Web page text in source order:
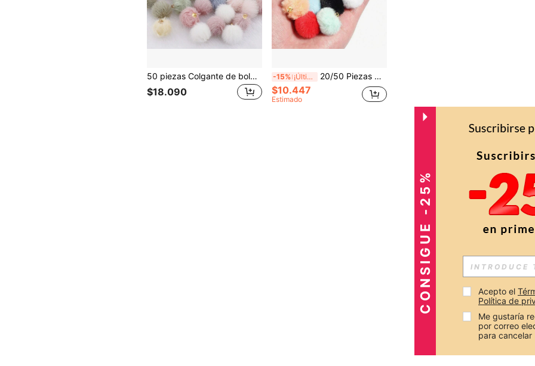
50 piezas Colgante de bola esponjosa de 1,6 cm para pendiente, collar, fabricación de joyería artesanal Diy, colores mezclados al azar (15-18 colores)
$18.090
-15% ¡Últimos 3 días 20/50 Piezas Colgante De Pompones De Piel Sintética De Conejo Súper Suave De 2 Cm Y 13 Colores Para Aretes Diy, Accesorios Para El Cabello, Fabricaciones De Suministros Esponjosos Para Llaveros, Colgante De Cadena De Teléfono Móvil
$10.447
Estimado
CONSIGUE -25% Acepto el
Política de
Me gustaría
por correo
para cancelar